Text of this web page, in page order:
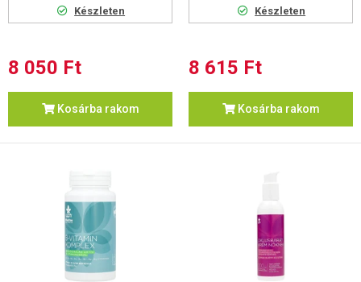
Készleten
8 050 Ft
Kosárba rakom
Készleten
8 615 Ft
Kosárba rakom